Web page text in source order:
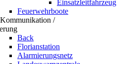
Einsatzleitfahrzeug
Feuerwehrboote
/
Back
Florianstation
Alarmierungsnetz